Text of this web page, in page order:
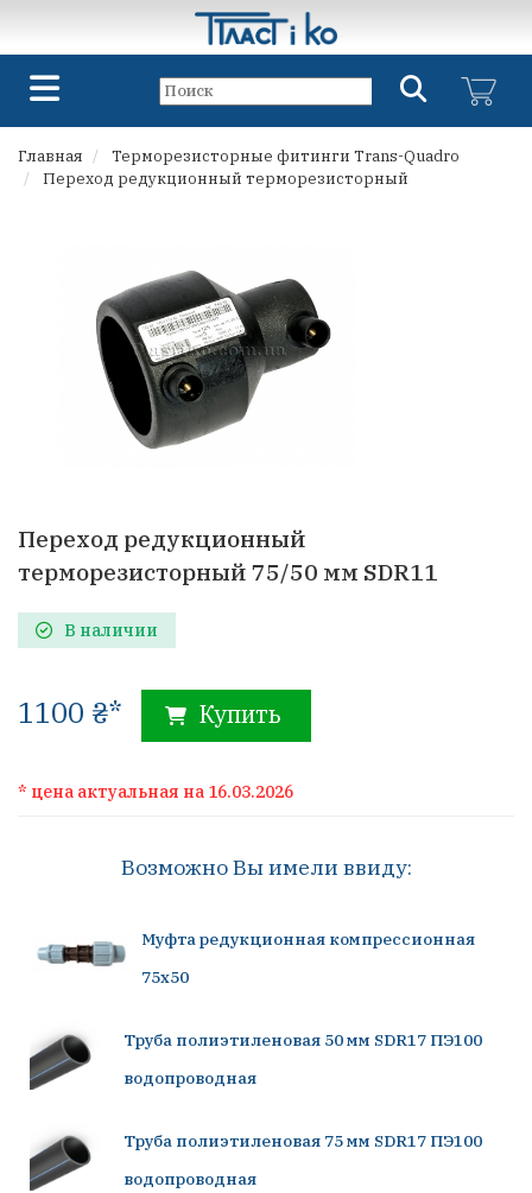
Главная
Терморезисторные фитинги Trans-Quadro
Переход редукционный терморезисторный
Переход редукционный
терморезисторный 75/50 мм SDR11
В наличии
1100 ₴* Купить
* цена актуальная на 16.03.2026
Возможно Вы имели ввиду:
Муфта редукционная компрессионная
75х50
Труба полиэтиленовая 50 мм SDR17 ПЭ100
водопроводная
Труба полиэтиленовая 75 мм SDR17 ПЭ100
водопроводная